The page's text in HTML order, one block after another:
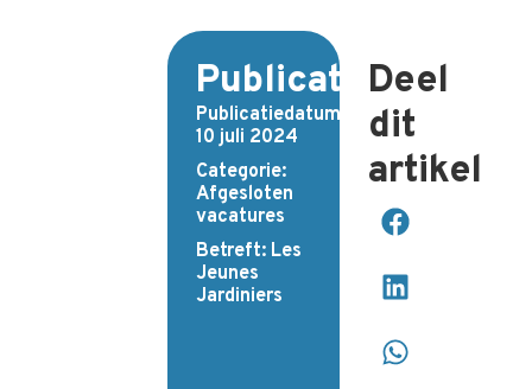
Publicatiedetails
Publicatiedatum:
10 juli 2024
Categorie:
Afgesloten
vacatures
Betreft: Les
Jeunes
Jardiniers
Deel
dit
artikel